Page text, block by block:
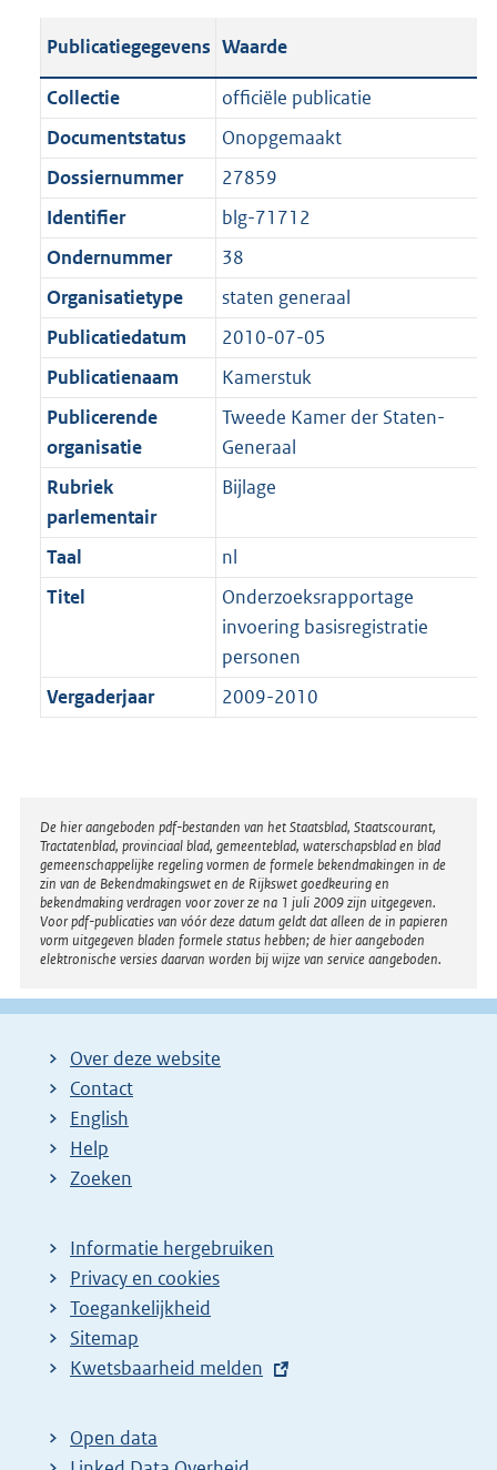
l
c
t
i
e
n
f
o
r
m
a
a
t
o
t
:
3
,
M
b
a
n
d
s
r
o
t
t
e
:
1
K
b
a
n
d
g
r
o
t
t
e
:
K
Publicatiegegevens Waarde
Collectie
officiële publicatie
Documentstatus
Onopgemaakt
Dossiernummer
27859
Identifier
blg-71712
Ondernummer
38
Organisatietype
staten generaal
Publicatiedatum
2010-07-05
Publicatienaam
Kamerstuk
Publicerende
organisatie
Tweede Kamer der Staten-
Generaal
Rubriek
parlementair
Bijlage
Taal
nl
Titel
Onderzoeksrapportage
invoering basisregistratie
personen
Vergaderjaar
2009-2010
Disclaimer
De hier aangeboden pdf-bestanden van het Staatsblad, Staatscourant,
Tractatenblad, provinciaal blad, gemeenteblad, waterschapsblad en blad
gemeenschappelijke regeling vormen de formele bekendmakingen in de
zin van de Bekendmakingswet en de Rijkswet goedkeuring en
bekendmaking verdragen voor zover ze na 1 juli 2009 zijn uitgegeven.
Voor pdf-publicaties van vóór deze datum geldt dat alleen de in papieren
vorm uitgegeven bladen formele status hebben; de hier aangeboden
elektronische versies daarvan worden bij wijze van service aangeboden.
Over deze website
Contact
English
Help
Zoeken
Informatie hergebruiken
Privacy en cookies
Toegankelijkheid
Sitemap
E
t
e
Kwetsbaarheid melden
Open data